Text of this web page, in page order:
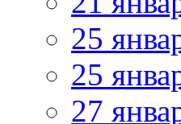
25
25
27